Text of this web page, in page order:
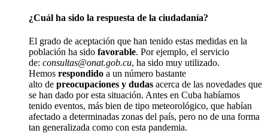
¿Cuál ha sido la respuesta de la ciudadanía?
El grado de aceptación que han tenido estas medidas en la
población ha sido favorable. Por ejemplo, el servicio
de: consultas@onat.gob.cu, ha sido muy utilizado.
Hemos respondido a un número bastante
alto de preocupaciones y dudas acerca de las novedades que
se han dado por esta situación. Antes en Cuba habíamos
tenido eventos, más bien de tipo meteorológico, que habían
afectado a determinadas zonas del país, pero no de una forma
tan generalizada como con esta pandemia.